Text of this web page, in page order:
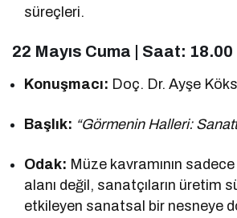
süreçleri.
22 Mayıs Cuma | Saat: 18.00
Konuşmacı: Doç. Dr. Ayşe
Başlık: “Görmenin Halleri:
Odak: Müze kavramının
alanı değil, sanatçıların üretim
etkileyen sanatsal bir nesneye